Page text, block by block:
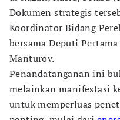
Dokumen strategis
Koordinator Bidang
bersama Deputi
Manturov.
Penandatanganan ini
melainkan manifestasi
untuk memperluas